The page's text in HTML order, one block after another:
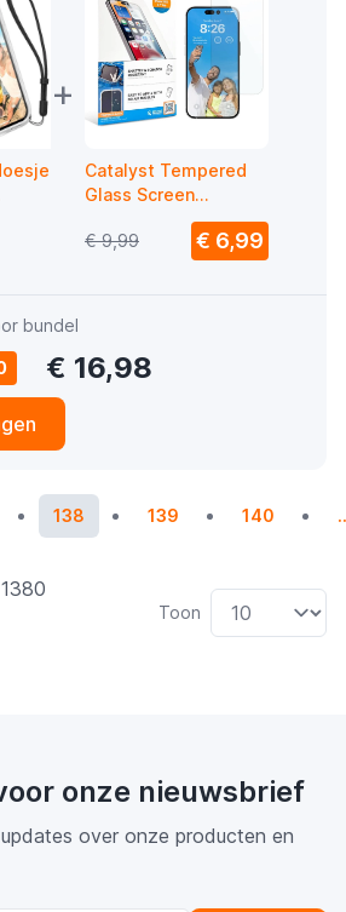
+
Catalyst Tempered
Glass Screen
Protector iPhone 14
Pro Max
€ 9,99 € 6,99
bundel
€ 16,98
U lees momenteel pagina
138 Pagina
139 Pagina
140
Toon
onze nieuwsbrief
over onze producten en